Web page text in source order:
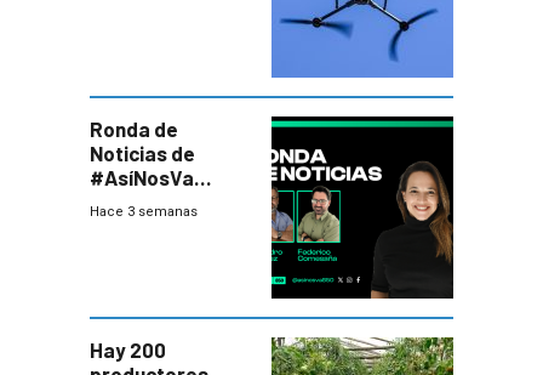
Ronda de
Noticias de
#AsíNosVa
(20/7/26)
Hace 3 semanas
Hay 200